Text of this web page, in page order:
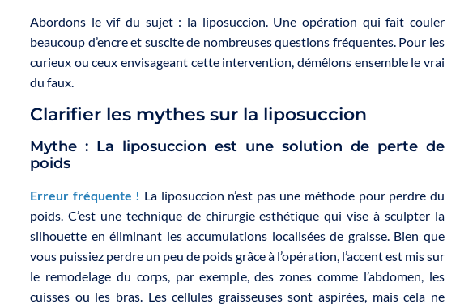
Abordons le vif du sujet : la liposuccion. Une opération qui fait couler
beaucoup d’encre et suscite de nombreuses questions fréquentes. Pour les
curieux ou ceux envisageant cette intervention, démêlons ensemble le vrai
du faux.
Clarifier les mythes sur la liposuccion
Mythe : La liposuccion est une solution de perte de
poids
Erreur fréquente ! La liposuccion n’est pas une méthode pour perdre du
poids. C’est une technique de chirurgie esthétique qui vise à sculpter la
silhouette en éliminant les accumulations localisées de graisse. Bien que
vous puissiez perdre un peu de poids grâce à l’opération, l’accent est mis sur
le remodelage du corps, par exemple, des zones comme l’abdomen, les
cuisses ou les bras. Les cellules graisseuses sont aspirées, mais cela ne